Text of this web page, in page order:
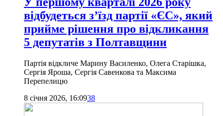
відбудеться з’їзд партії «ЄС», який
прийме рішення про відкликання
5 депутатів з Полтавщини
Партія відкличе Марину Василенко, Олега Старішка,
Сергія Яроша, Сергія Савенкова та Максима
Перепелицю
8 січня 2026, 16:0938